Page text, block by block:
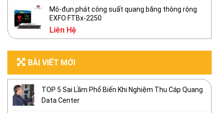
Mô-đun phát công suất quang băng thông rộng
EXFO FTBx-2250
Liên Hệ
BÀI VIẾT MỚI
TOP 5 Sai Lầm Phổ Biến Khi Nghiệm Thu Cáp Quang
Data Center